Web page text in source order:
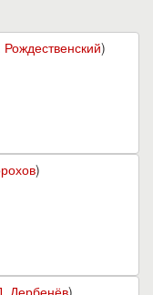
Рождественский)
)
Дербенёв)